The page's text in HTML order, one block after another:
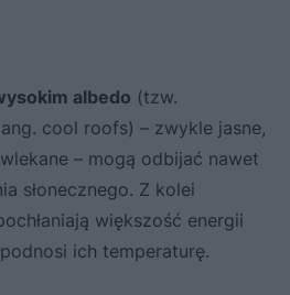
albedo (tzw.
cool roofs) – zwykle jasne,
– mogą odbijać nawet
słonecznego. Z kolei
większość energii
ich temperaturę.